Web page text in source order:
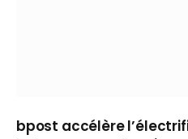
bpost accélère